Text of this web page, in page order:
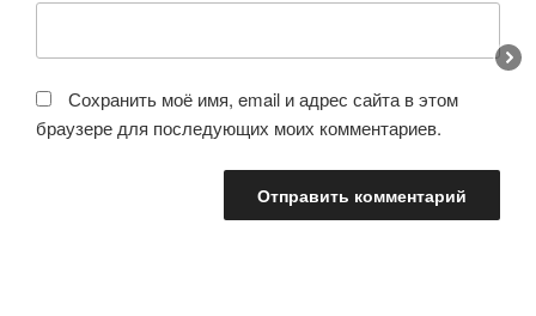
Сохранить моё имя, email и адрес сайта в этом
браузере для последующих моих комментариев.